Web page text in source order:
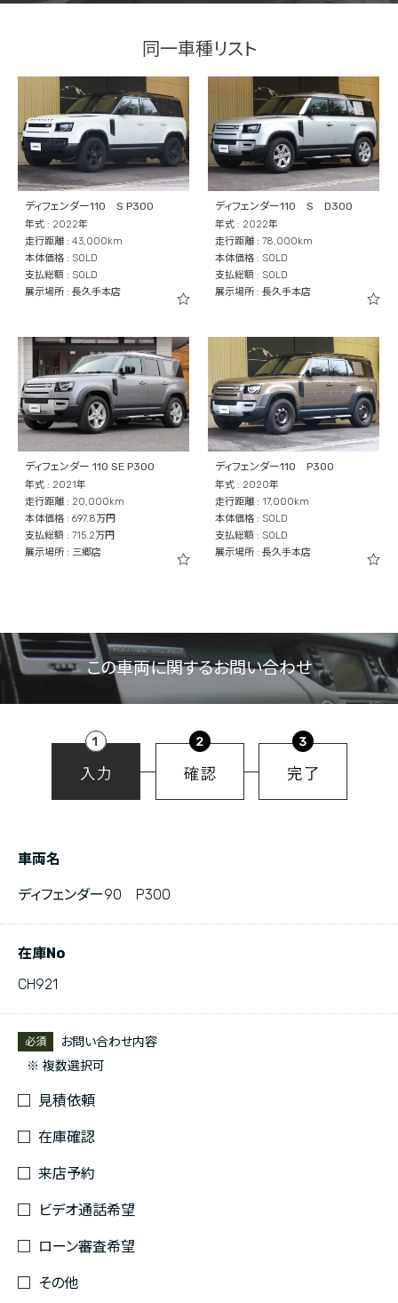
同一車種リスト
ディフェンダー110 S P300
年式 : 2022年
走行距離 : 43,000km
本体価格 : SOLD
支払総額 : SOLD
展示場所 : 長久手本店
ディフェンダー110 S D300
年式 : 2022年
走行距離 : 78,000km
本体価格 : SOLD
支払総額 : SOLD
展示場所 : 長久手本店
ディフェンダー 110 SE P300
年式 : 2021年
走行距離 : 20,000km
本体価格 : 697.8万円
支払総額 : 715.2万円
展示場所 : 三郷店
ディフェンダー110 P300
年式 : 2020年
走行距離 : 17,000km
本体価格 : SOLD
支払総額 : SOLD
展示場所 : 長久手本店
この車両に関するお問い合わせ
車両名
ディフェンダー90 P300
在庫No
CH921
必須
お問い合わせ内容
※ 複数選択可
見積依頼
在庫確認
来店予約
ビデオ通話希望
ローン審査希望
その他